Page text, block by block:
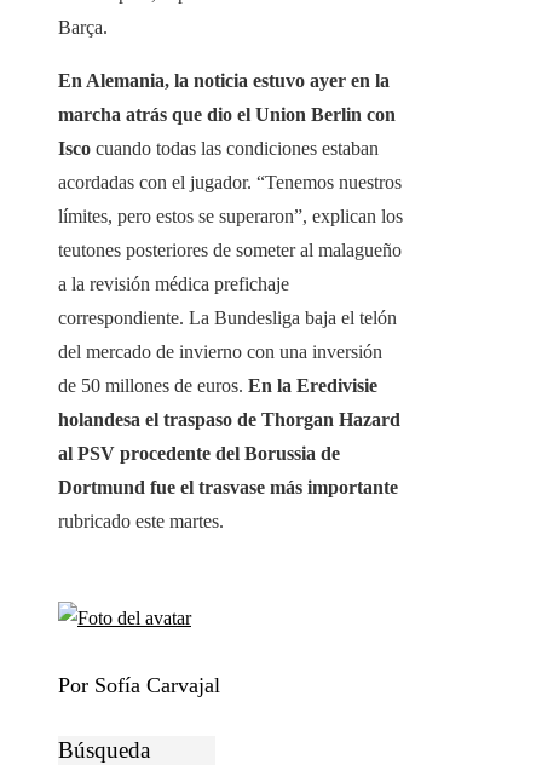
Barça.
En Alemania, la noticia estuvo ayer en la
marcha atrás que dio el Union Berlin con
Isco cuando todas las condiciones estaban
acordadas con el jugador. “Tenemos nuestros
límites, pero estos se superaron”, explican los
teutones posteriores de someter al malagueño
a la revisión médica prefichaje
correspondiente. La Bundesliga baja el telón
del mercado de invierno con una inversión
de 50 millones de euros. En la Eredivisie
holandesa el traspaso de Thorgan Hazard
al PSV procedente del Borussia de
Dortmund fue el trasvase más importante
rubricado este martes.
Por Sofía Carvajal
Búsqueda